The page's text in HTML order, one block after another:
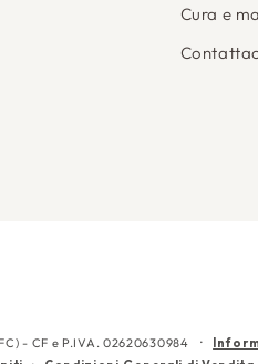
Cura e
- CF e P.IVA. 02620630984